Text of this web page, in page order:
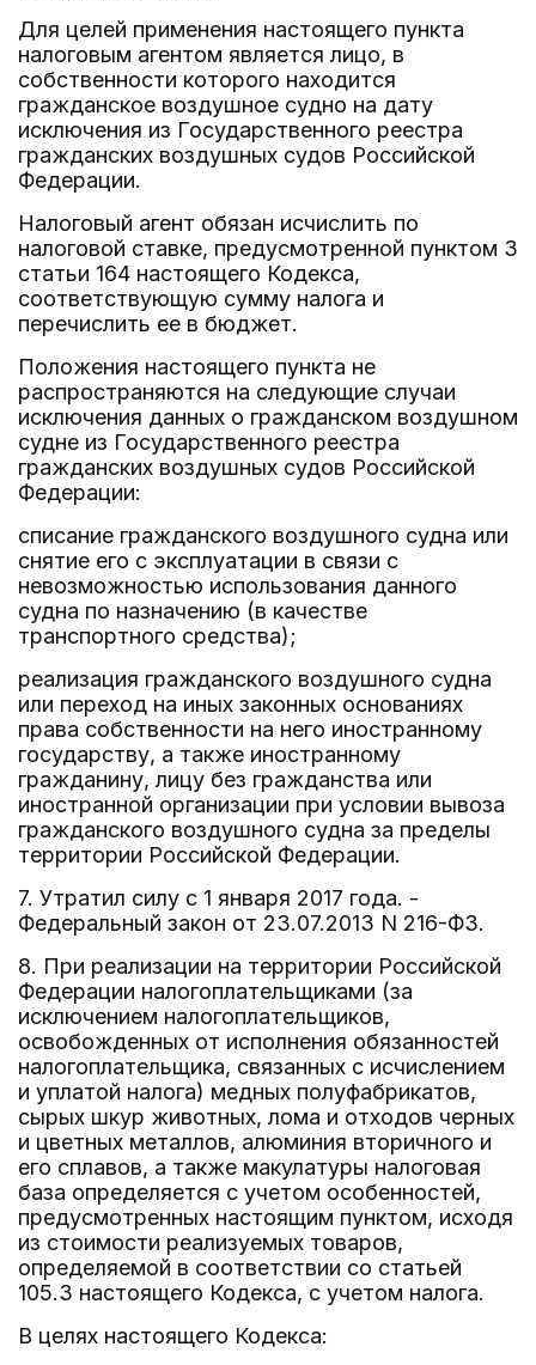
Для целей применения настоящего пункта
налоговым агентом является лицо, в
собственности которого находится
гражданское воздушное судно на дату
исключения из Государственного реестра
гражданских воздушных судов Российской
Федерации.
Налоговый агент обязан исчислить по
налоговой ставке, предусмотренной пунктом 3
статьи 164 настоящего Кодекса,
соответствующую сумму налога и
перечислить ее в бюджет.
Положения настоящего пункта не
распространяются на следующие случаи
исключения данных о гражданском воздушном
судне из Государственного реестра
гражданских воздушных судов Российской
Федерации:
списание гражданского воздушного судна или
снятие его с эксплуатации в связи с
невозможностью использования данного
судна по назначению (в качестве
транспортного средства);
реализация гражданского воздушного судна
или переход на иных законных основаниях
права собственности на него иностранному
государству, а также иностранному
гражданину, лицу без гражданства или
иностранной организации при условии вывоза
гражданского воздушного судна за пределы
территории Российской Федерации.
7. Утратил силу с 1 января 2017 года. -
Федеральный закон от 23.07.2013 N 216-ФЗ.
8. При реализации на территории Российской
Федерации налогоплательщиками (за
исключением налогоплательщиков,
освобожденных от исполнения обязанностей
налогоплательщика, связанных с исчислением
и уплатой налога) медных полуфабрикатов,
сырых шкур животных, лома и отходов черных
и цветных металлов, алюминия вторичного и
его сплавов, а также макулатуры налоговая
база определяется с учетом особенностей,
предусмотренных настоящим пунктом, исходя
из стоимости реализуемых товаров,
определяемой в соответствии со статьей
105.3 настоящего Кодекса, с учетом налога.
В целях настоящего Кодекса: